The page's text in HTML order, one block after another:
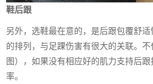
鞋后跟
另外，选鞋最在意的，是后跟包覆舒
的排列，与足踝伤害有很大的关联。
图），如果没有相应好的肌力支持后
率。